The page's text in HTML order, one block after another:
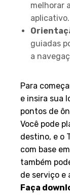
melhorar
aplicativo.
guiadas
a
Para
e insira sua
pontos de
Você pode
destino, e o
com base
também
de serviço e
Faça